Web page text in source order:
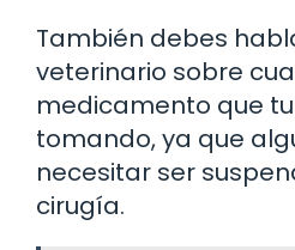
También debes
veterinario sobre
medicamento que
tomando, ya que
necesitar ser
cirugía.